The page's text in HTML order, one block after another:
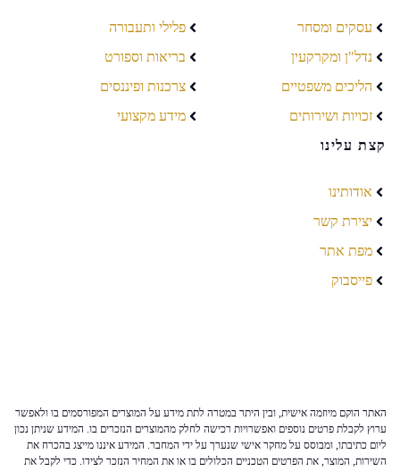
עסקים ומסחר
נדל"ן ומקרקעין
הליכים משפטיים
זכויות ושירותים
פלילי ותעבורה
בריאות וספורט
צרכנות ופיננסים
מידע מקצועי
קצת עלינו
אודותינו
יצירת קשר
מפת אתר
פייסבוק
האתר הוקם מיוזמה אישית, ובין היתר במטרה לתת מידע על המוצרים המפורסמים בו ולאפשר
ערוץ לקבלת פרטים נוספים ואפשרויות רכישה לחלק מהמוצרים הנזכרים בו. המידע שניתן נכון
ליום כתיבתו, ומבוסס על מחקר אישי שנערך על ידי המחבר. המידע איננו מייצג בהכרח את
השירות, המוצר, את הפרטים הטכניים הכלולים בו או את המחיר הנזכר לצידו. כדי לקבל את